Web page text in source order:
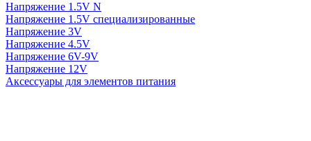
Напряжение 1.5V N
Напряжение 1.5V специализированные
Напряжение 3V
Напряжение 4.5V
Напряжение 6V-9V
Напряжение 12V
Аксессуары для элементов питания